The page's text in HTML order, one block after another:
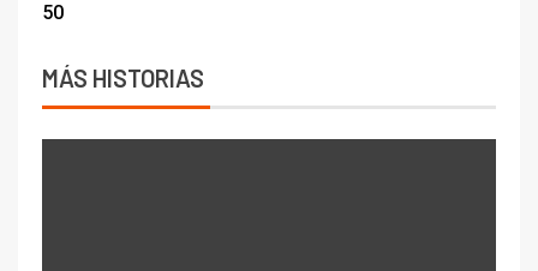
50
MÁS HISTORIAS